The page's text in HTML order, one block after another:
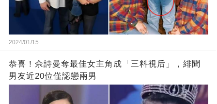
2024/01/15
恭喜！佘詩曼奪最佳女主角成「三料視后」，緋聞
男友近20位僅認戀兩男